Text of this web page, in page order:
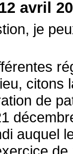
avril
je
citons
de
auquel